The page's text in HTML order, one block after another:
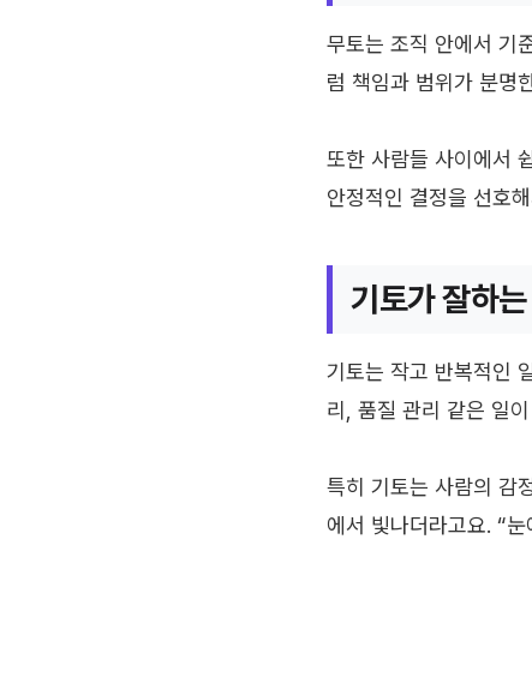
무토는 조직 안에서 기
럼 책임과 범위가 분명
또한 사람들 사이에서
안정적인 결정을 선호
기토가 잘하
기토는 작고 반복적인
리, 품질 관리 같은 일
특히 기토는 사람의 감
에서 빛나더라고요. “